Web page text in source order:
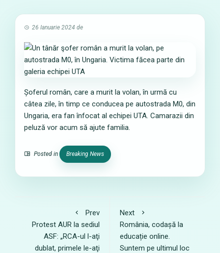
26 Ianuarie 2024 de
Șoferul român, care a murit la volan, în urmă cu
câtea zile, în timp ce conducea pe autostrada M0, din
Ungaria, era fan înfocat al echipei UTA. Camarazii din
peluză vor acum să ajute familia.
Posted in Breaking News
Prev
Protest AUR la sediul
ASF: „RCA-ul l-aţi
dublat, primele le-aţi
Next
România, codașă la
educație online.
Suntem pe ultimul loc